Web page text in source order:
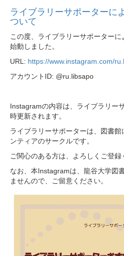
ライブラリーサポーターに
ついて
この度、ライブラリーサポーターに
始動しました。
URL: https://www.instagram.com/
アカウントID: @ru.libsapo
Instagramの内容は、ライブラリー
時更新されます。
ライブラリーサポーターは、図書
ンティアのサークルです。
ご関心のある方は、よろしくご登録
なお、本Instagramは、龍谷大学図
ませんので、ご留意ください。